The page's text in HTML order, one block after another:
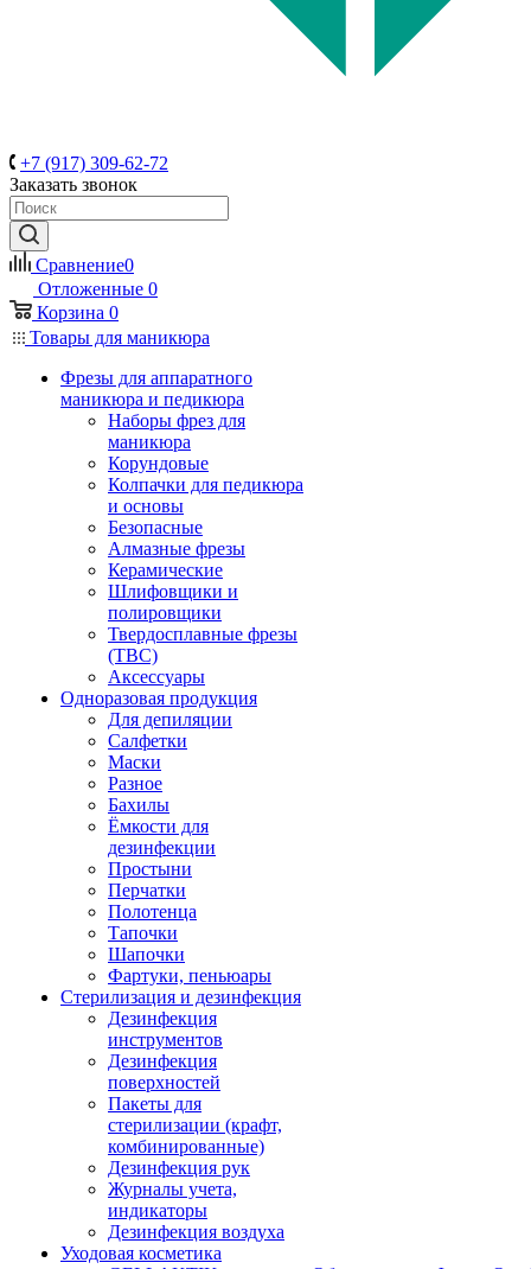
+7 (917) 309-62-72
Заказать звонок
Сравнение0
Отложенные 0
Корзина 0
Товары для маникюра
Фрезы для аппаратного
маникюра и педикюра
Наборы фрез для
маникюра
Корундовые
Колпачки для педикюра
и основы
Безопасные
Алмазные фрезы
Керамические
Шлифовщики и
полировщики
Твердосплавные фрезы
(ТВС)
Аксессуары
Одноразовая продукция
Для депиляции
Салфетки
Маски
Разное
Бахилы
Ёмкости для
дезинфекции
Простыни
Перчатки
Полотенца
Тапочки
Шапочки
Фартуки, пеньюары
Стерилизация и дезинфекция
Дезинфекция
инструментов
Дезинфекция
поверхностей
Пакеты для
стерилизации (крафт,
комбинированные)
Дезинфекция рук
Журналы учета,
индикаторы
Дезинфекция воздуха
Уходовая косметика